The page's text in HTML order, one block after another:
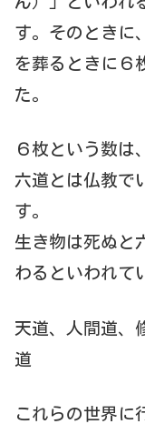
す。そのときに
を葬るときに６
た。
６枚という数は
六道とは仏教で
す。
生き物は死ぬと
わるといわれて
天道、人間道、
道
これらの世界に